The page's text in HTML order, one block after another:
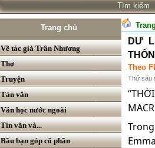
Tìm
Trang chủ
Về tác giả Trần Nhương
Thơ
Truyện
Tản văn
Văn học nước ngoài
Tin văn và...
Bầu bạn góp cổ phần
DƯ
Theo
Thứ sáu